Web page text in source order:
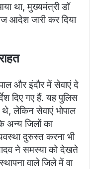
था, मुख्यमंत्री डॉ
आदेश जारी कर दिया
और इंदौर में सेवाएं दे
दिए गए हैं. यह पुलिस
लेकिन सेवाएं भोपाल
अन्य जिलों का
दुरुस्त करना भी
ने समस्या को देखते
वाले जिले में वा